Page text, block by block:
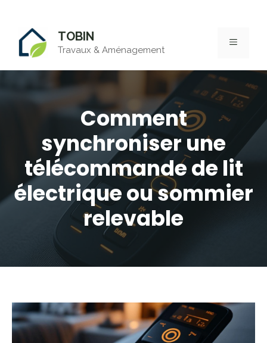
contenu
TOBIN
Travaux & Aménagement
MENU
Comment
synchroniser une
télécommande de lit
électrique ou sommier
relevable